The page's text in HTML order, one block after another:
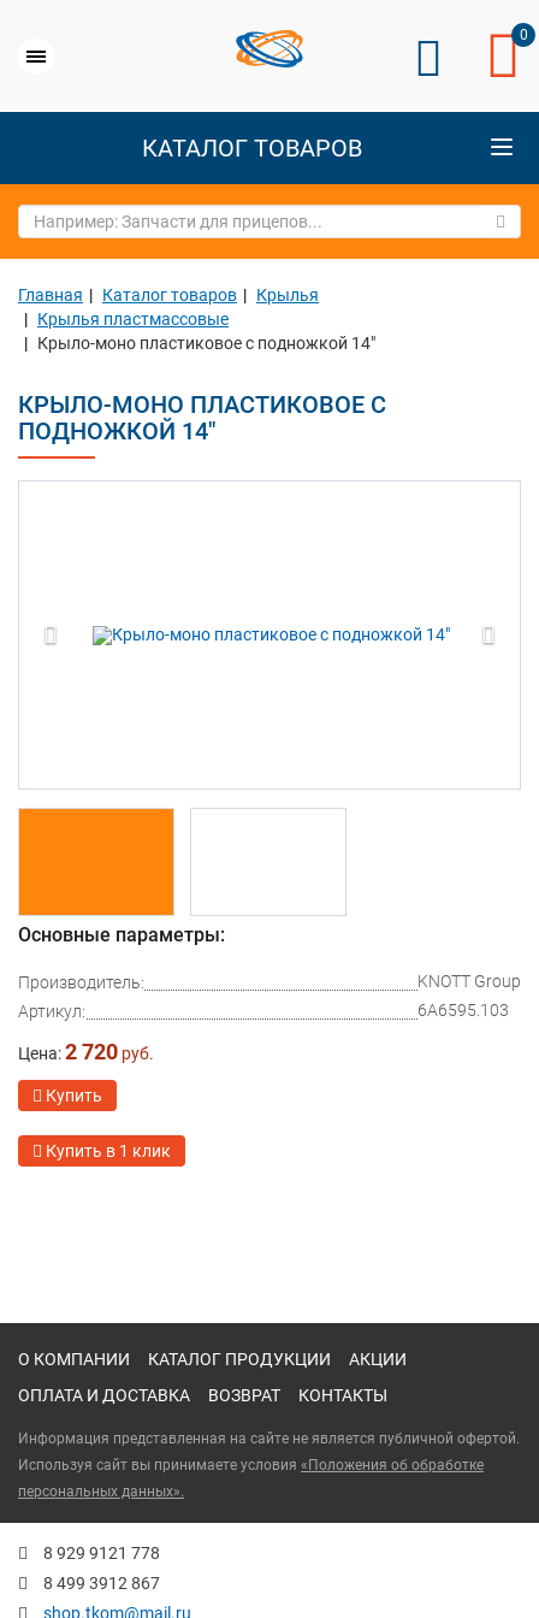
0
КАТАЛОГ ТОВАРОВ
Главная Каталог товаров
Крылья
Крылья пластмассовые
Крыло-моно пластиковое с подножкой 14"
КРЫЛО-МОНО ПЛАСТИКОВОЕ С
ПОДНОЖКОЙ 14"
Основные параметры:
Производитель:
KNOTT Group
Артикул:
6A6595.103
Цена:2 720 руб.
Купить
Купить в 1 клик
О КОМПАНИИ КАТАЛОГ ПРОДУКЦИИ
АКЦИИ
ОПЛАТА И ДОСТАВКА
ВОЗВРАТ КОНТАКТЫ
Информация представленная на сайте не является публичной офертой.
Используя сайт вы принимаете условия «Положения об обработке
персональных данных».
8 929 9121 778
8 499 3912 867
shop.tkom@mail.ru